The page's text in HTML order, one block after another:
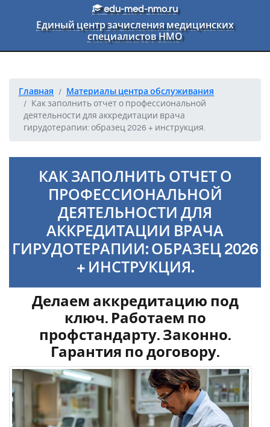
Перейти к основному текстуedu-med-nmo.ru
Единый центр зачисления медицинских
специалистов НМО
Главная
Материалы центра обслуживания
Как заполнить отчет о профессиональной
деятельности для аккредитации врача
гирудотерапии: образец 2026 + инструкция.
КАК ЗАПОЛНИТЬ ОТЧЕТ О
ПРОФЕССИОНАЛЬНОЙ
ДЕЯТЕЛЬНОСТИ ДЛЯ
АККРЕДИТАЦИИ ВРАЧА
ГИРУДОТЕРАПИИ: ОБРАЗЕЦ 2026
+ ИНСТРУКЦИЯ.
Делаем аккредитацию под
ключ. Работаем по
профстандарту. Законно.
Гарантия по договору.